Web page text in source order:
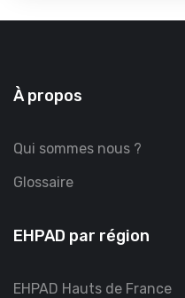
À propos
Qui sommes nous ?
Glossaire
EHPAD par région
EHPAD Hauts de France